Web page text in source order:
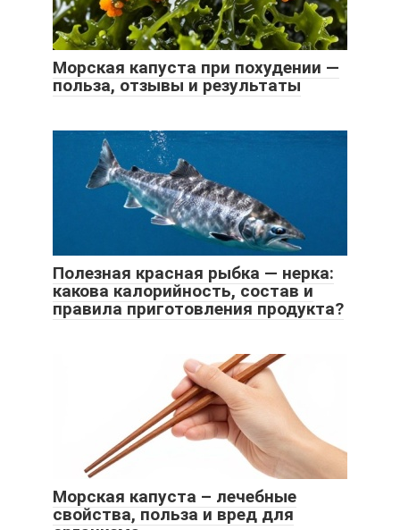
Морская капуста при похудении —
польза, отзывы и результаты
Полезная красная рыбка — нерка:
какова калорийность, состав и
правила приготовления продукта?
Морская капуста – лечебные
свойства, польза и вред для